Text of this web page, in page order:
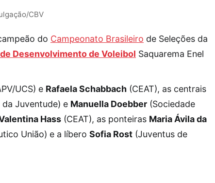
CBV
do Campeonato Brasileiro de Seleções da
Desenvolvimento de Voleibol Saquarema Enel
UCS) e Rafaela Schabbach (CEAT), as centrais
da Juventude) e Manuella Doebber (Sociedade
Hass (CEAT), as ponteiras Maria Ávila da
União) e a líbero Sofia Rost (Juventus de